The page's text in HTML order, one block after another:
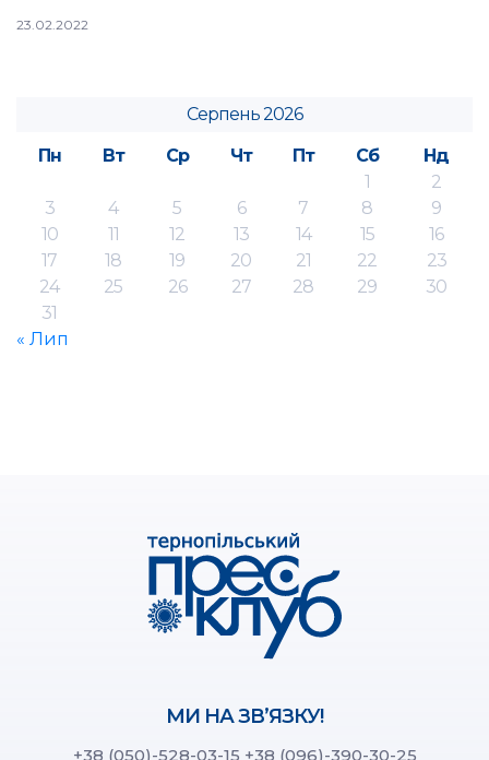
23.02.2022
Серпень 2026
Пн
Вт Ср Чт Пт Сб
Нд
1
2
3
4 5 6 7 8
9
10
11 12 13 14 15
16
17
18 19 20 21 22
23
24
25 26 27 28 29
30
31
« Лип
МИ НА ЗВ’ЯЗКУ!
+38 (050)-528-03-15 +38 (096)-390-30-25